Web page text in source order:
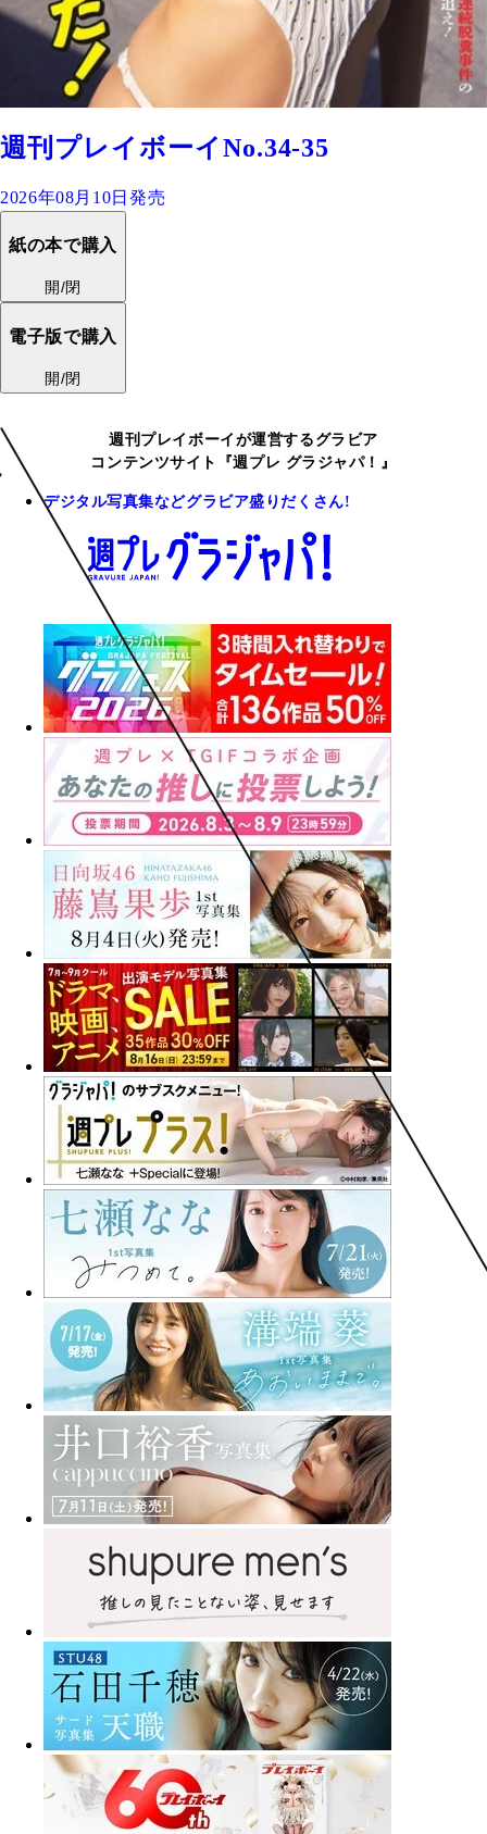
週刊プレイボーイNo.34-35
2026年08月10日発売
紙の本で購入
開/閉
電子版で購入
開/閉
週刊プレイボーイが運営するグラビア
コンテンツサイト『週プレ グラジャパ！』
デジタル写真集などグラビア盛りだくさん!